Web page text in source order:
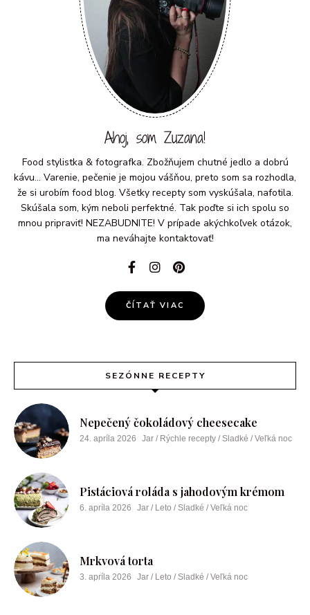
Ahoj, som Zuzana!
Food stylistka & fotografka. Zbožňujem chutné jedlo a dobrú
kávu... Varenie, pečenie je mojou vášňou, preto som sa rozhodla,
že si urobím food blog. Všetky recepty som vyskúšala, nafotila.
Skúšala som, kým neboli perfektné. Tak poďte si ich spolu so
mnou pripraviť! NEZABUDNITE! V prípade akýchkoľvek otázok,
ma neváhajte kontaktovať!
ČÍTAŤ VIAC
SEZÓNNE RECEPTY
Nepečený čokoládový cheesecake
24. apríla 2026 Jar / Rýchle recepty / Sladké / Veľká noc
Pistáciová roláda s jahodovým krémom
6. apríla 2026 Jar / Leto / Sladké / Veľká noc
Mrkvová torta
3. apríla 2026 Jar / Leto / Sladké / Veľká noc